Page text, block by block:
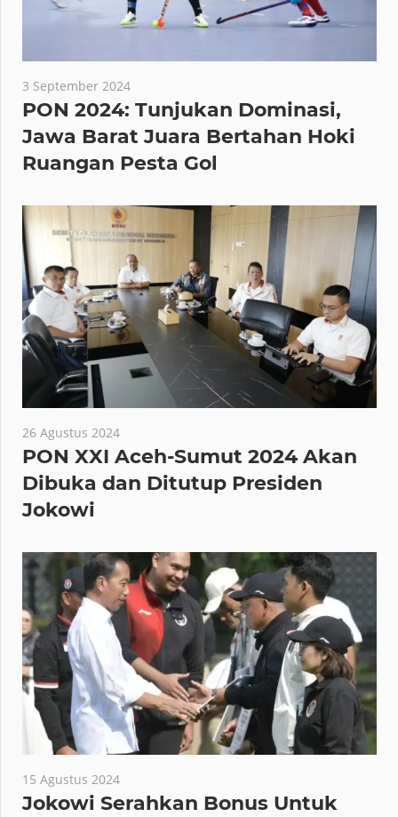
3 September 2024
PON 2024: Tunjukan Dominasi,
Jawa Barat Juara Bertahan Hoki
Ruangan Pesta Gol
26 Agustus 2024
PON XXI Aceh-Sumut 2024 Akan
Dibuka dan Ditutup Presiden
Jokowi
15 Agustus 2024
Jokowi Serahkan Bonus Untuk